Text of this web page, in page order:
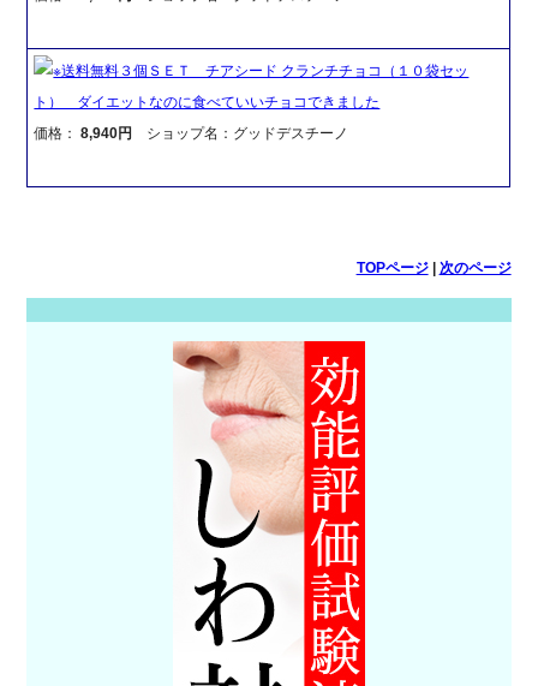
※送料無料３個ＳＥＴ チアシード クランチチョコ（１０袋セッ
ト） ダイエットなのに食べていいチョコできました
価格：8,940円 ショップ名：グッドデスチーノ
TOPページ| 次のページ